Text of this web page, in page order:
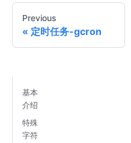
Previous
定时任务-gcron
基本
介绍
特殊
字符